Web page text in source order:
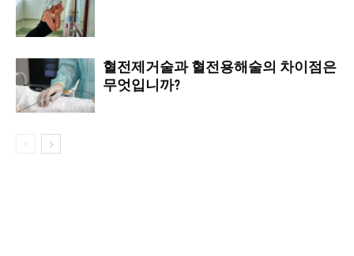
혈전제거술과 혈전용해술의 차이점은
무엇입니까?